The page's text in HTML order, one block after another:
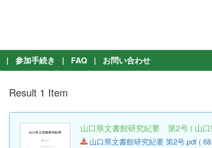
| 参加手続き | FAQ | お問い合わせ
Result 1 Item
山口県文書館研究紀要 第2号 ( 山
山口県文書館研究紀要 第2号.pdf (